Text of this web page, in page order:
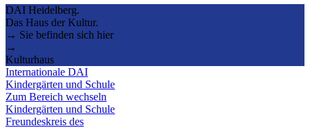
DAI Heidelberg.
Das Haus der Kultur.
→ Sie befinden sich hier
→
Kulturhaus
Internationale DAI
Kindergärten und Schule
Zum Bereich wechseln
Kindergärten und Schule
Freundeskreis des